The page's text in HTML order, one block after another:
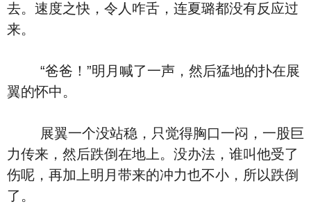
去。速度之快，令人咋舌，连夏璐都没有反应过
来。
“爸爸！”明月喊了一声，然后猛地的扑在展
翼的怀中。
展翼一个没站稳，只觉得胸口一闷，一股巨
力传来，然后跌倒在地上。没办法，谁叫他受了
伤呢，再加上明月带来的冲力也不小，所以跌倒
了。